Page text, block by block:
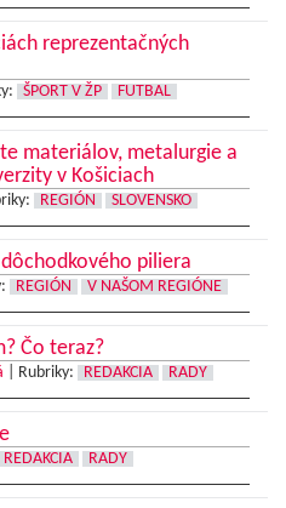
reprezentačných
ŠPORT V ŽP FUTBAL
materiálov, metalurgie a
v Košiciach
REGIÓN SLOVENSKO
piliera
REGIÓN V NAŠOM REGIÓNE
Čo teraz?
Rubriky: REDAKCIA RADY
REDAKCIA RADY